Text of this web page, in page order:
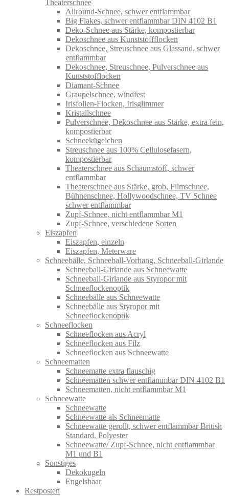
Theaterschnee
Allround-Schnee, schwer entflammbar
Big Flakes, schwer entflammbar DIN 4102 B1
Deko-Schnee aus Stärke, kompostierbar
Dekoschnee aus Kunststoffflocken
Dekoschnee, Streuschnee aus Glassand, schwer
entflammbar
Dekoschnee, Streuschnee, Pulverschnee aus
Kunststofflocken
Diamant-Schnee
Graupelschnee, windfest
Irisfolien-Flocken, Irisglimmer
Kristallschnee
Pulverschnee, Dekoschnee aus Stärke, extra fein,
kompostierbar
Schneekügelchen
Streuschnee aus 100% Cellulosefasern,
kompostierbar
Theaterschnee aus Schaumstoff, schwer
entflammbar
Theaterschnee aus Stärke, grob, Filmschnee,
Bühnenschnee, Hollywoodschnee, TV Schnee
schwer entflammbar
Zupf-Schnee, nicht entflammbar M1
Zupf-Schnee, verschiedene Sorten
Eiszapfen
Eiszapfen, einzeln
Eiszapfen, Meterware
Schneebälle, Schneeball-Vorhang, Schneeball-Girlande
Schneeball-Girlande aus Schneewatte
Schneeball-Girlande aus Styropor mit
Schneeflockenoptik
Schneebälle aus Schneewatte
Schneebälle aus Styropor mit
Schneeflockenoptik
Schneeflocken
Schneeflocken aus Acryl
Schneeflocken aus Filz
Schneeflocken aus Schneewatte
Schneematten
Schneematte extra flauschig
Schneematten schwer entflammbar DIN 4102 B1
Schneematten, nicht entflammbar M1
Schneewatte
Schneewatte
Schneewatte als Schneematte
Schneewatte gerollt, schwer entflammbar British
Standard, Polyester
Schneewatte/ Zupf-Schnee, nicht entflammbar
M1 und B1
Sonstiges
Dekokugeln
Engelshaar
Restposten